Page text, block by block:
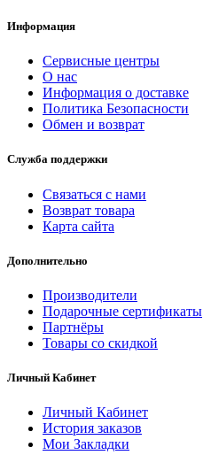
Информация
Сервисные центры
О нас
Информация о доставке
Политика Безопасности
Обмен и возврат
Служба поддержки
Связаться с нами
Возврат товара
Карта сайта
Дополнительно
Производители
Подарочные сертификаты
Партнёры
Товары со скидкой
Личный Кабинет
Личный Кабинет
История заказов
Мои Закладки